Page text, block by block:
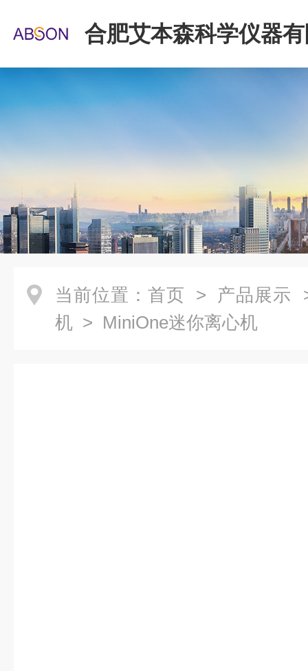
合肥艾本森科学仪器
当前位置： 首页 > 产品展示
机 > MiniOne迷你离心机